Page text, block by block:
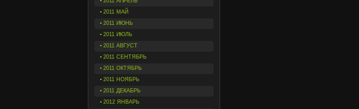
2011 МАЙ
2011 ИЮНЬ
2011 ИЮЛЬ
2011 АВГУСТ
2011 СЕНТЯБРЬ
2011 ОКТЯБРЬ
2011 НОЯБРЬ
2011 ДЕКАБРЬ
2012 ЯНВАРЬ